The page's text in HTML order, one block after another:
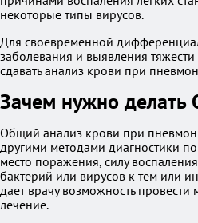
некоторые типы вирусов.
Для своевременной
заболевания и выявления тяжести
сдавать анализ крови при
Зачем нужно делать
Общий анализ крови при
другими методами диагностики
место поражения, силу
бактерий или вирусов к тем или
дает врачу возможность
лечение.